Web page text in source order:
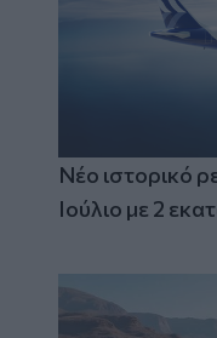
Νέο ιστορικό
Ιούλιο με 2